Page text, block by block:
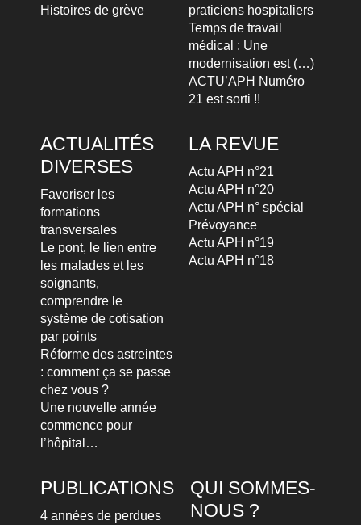
Histoires de grève
praticiens hospitaliers
Temps de travail
médical : Une
modernisation est (…)
ACTU’APH Numéro
21 est sorti !!
ACTUALITÉS
DIVERSES
Favoriser les
formations
transversales
Le pont, le lien entre
les malades et les
soignants,
comprendre le
système de cotisation
par points
Réforme des astreintes
: comment ça se passe
chez vous ?
Une nouvelle année
commence pour
l’hôpital…
LA REVUE
Actu APH n°21
Actu APH n°20
Actu APH n° spécial
Prévoyance
Actu APH n°19
Actu APH n°18
PUBLICATIONS
4 années de perdues
QUI SOMMES-
NOUS ?